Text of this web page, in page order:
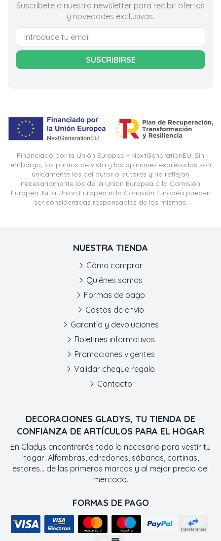
Suscríbete a nuestro newsletter para recibir ofertas
y novedades exclusivas.
SUSCRIBIRSE
Financiado por la Unión Europea - NextGenerationEU. Sin
embargo, los puntos de vista y las opiniones expresadas son
únicamente los del autor o autores y no reflejan
necesariamente los de la Unión Europea o la Comisión
Europea. Ni la Unión Europea ni la Comisión Europea pueden
ser consideradas responsables de las mismas.
DECORACIONES GLADYS, TU TIENDA DE
CONFIANZA DE ARTÍCULOS PARA EL HOGAR
En Gladys encontrarás todo lo necesario para vestir tu
hogar: Alfombras, edredones, sábanas, cortinas,
estores... de las primeras marcas y al mejor precio del
mercado.
FORMAS DE PAGO
NUESTRA TIENDA
Cómo comprar
Quiénes somos
Formas de pago
Gastos de envío
Garantía y devoluciones
Boletines informativos
Promociones vigentes
Validar cheque regalo
Contacto